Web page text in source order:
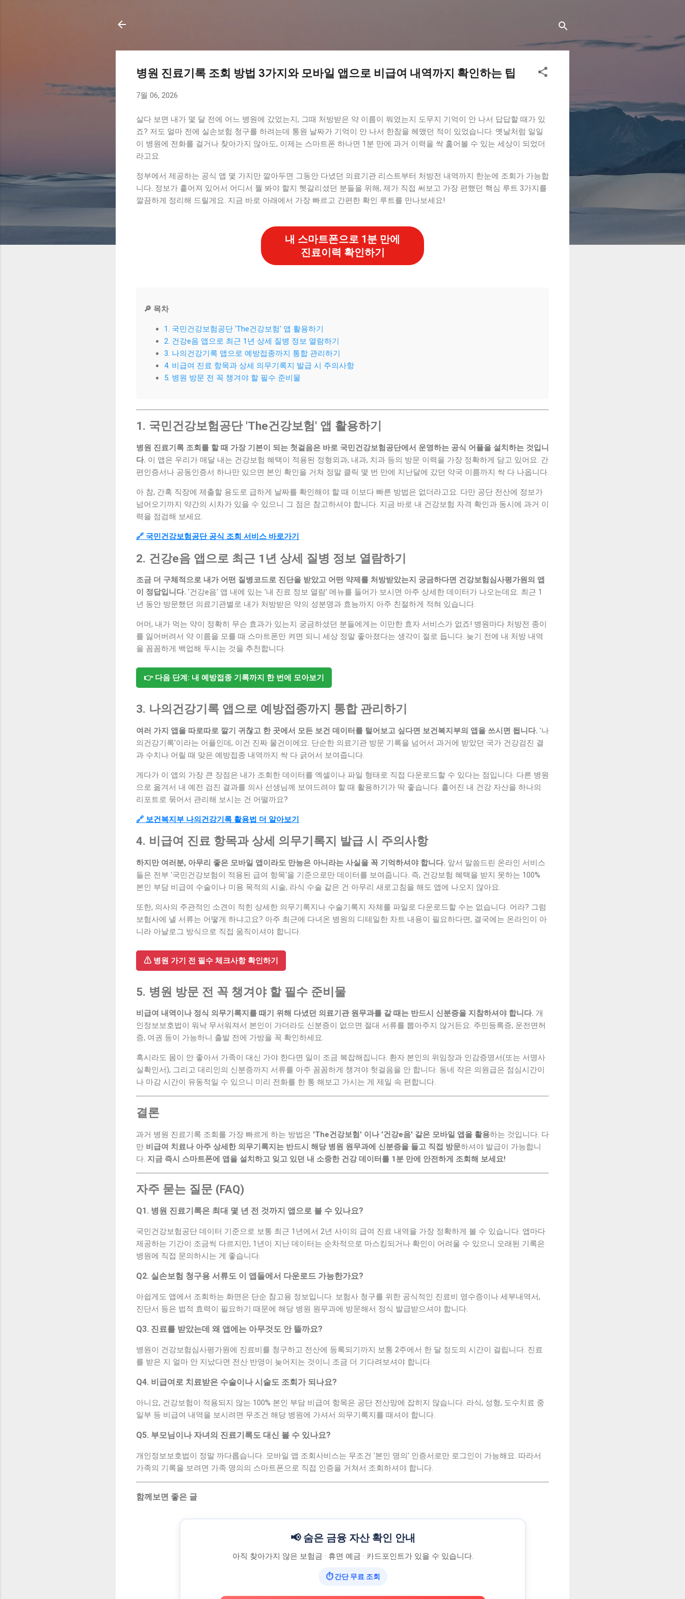
병원 진료기록 조회 방법 3가지와 모바일 앱으로 비급여 내역까지 확인하는 팁
7월 06, 2026
살다 보면 내가 몇 달 전에 어느 병원에 갔었는지, 그때 처방받은 약 이름이 뭐였는지 도무지 기억이 안 나서 답답할 때가 있
죠? 저도 얼마 전에 실손보험 청구를 하려는데 통원 날짜가 기억이 안 나서 한참을 헤맸던 적이 있었습니다. 옛날처럼 일일
이 병원에 전화를 걸거나 찾아가지 않아도, 이제는 스마트폰 하나면 1분 만에 과거 이력을 싹 훑어볼 수 있는 세상이 되었더
라고요.
정부에서 제공하는 공식 앱 몇 가지만 깔아두면 그동안 다녔던 의료기관 리스트부터 처방전 내역까지 한눈에 조회가 가능합
니다. 정보가 흩어져 있어서 어디서 뭘 봐야 할지 헷갈리셨던 분들을 위해, 제가 직접 써보고 가장 편했던 핵심 루트 3가지를
깔끔하게 정리해 드릴게요. 지금 바로 아래에서 가장 빠르고 간편한 확인 루트를 만나보세요!
내 스마트폰으로 1분 만에
진료이력 확인하기
🔎 목차
1. 국민건강보험공단 'The건강보험' 앱 활용하기
2. 건강e음 앱으로 최근 1년 상세 질병 정보 열람하기
3. 나의건강기록 앱으로 예방접종까지 통합 관리하기
4. 비급여 진료 항목과 상세 의무기록지 발급 시 주의사항
5. 병원 방문 전 꼭 챙겨야 할 필수 준비물
1. 국민건강보험공단 'The건강보험' 앱 활용하기
병원 진료기록 조회를 할 때 가장 기본이 되는 첫걸음은 바로 국민건강보험공단에서 운영하는 공식 어플을 설치하는 것입니
다. 이 앱은 우리가 매달 내는 건강보험 혜택이 적용된 정형외과, 내과, 치과 등의 방문 이력을 가장 정확하게 담고 있어요. 간
편인증서나 공동인증서 하나만 있으면 본인 확인을 거쳐 정말 클릭 몇 번 만에 지난달에 갔던 약국 이름까지 싹 다 나옵니다.
아 참, 간혹 직장에 제출할 용도로 급하게 날짜를 확인해야 할 때 이보다 빠른 방법은 없더라고요. 다만 공단 전산에 정보가
넘어오기까지 약간의 시차가 있을 수 있으니 그 점은 참고하셔야 합니다. 지금 바로 내 건강보험 자격 확인과 동시에 과거 이
력을 점검해 보세요.
🔗 국민건강보험공단 공식 조회 서비스 바로가기
2. 건강e음 앱으로 최근 1년 상세 질병 정보 열람하기
조금 더 구체적으로 내가 어떤 질병코드로 진단을 받았고 어떤 약제를 처방받았는지 궁금하다면 건강보험심사평가원의 앱
이 정답입니다. '건강e음' 앱 내에 있는 '내 진료 정보 열람' 메뉴를 들어가 보시면 아주 상세한 데이터가 나오는데요. 최근 1
년 동안 방문했던 의료기관별로 내가 처방받은 약의 성분명과 효능까지 아주 친절하게 적혀 있습니다.
어머, 내가 먹는 약이 정확히 무슨 효과가 있는지 궁금하셨던 분들에게는 이만한 효자 서비스가 없죠! 병원마다 처방전 종이
를 잃어버려서 약 이름을 모를 때 스마트폰만 켜면 되니 세상 정말 좋아졌다는 생각이 절로 듭니다. 늦기 전에 내 처방 내역
을 꼼꼼하게 백업해 두시는 것을 추천합니다.
👉 다음 단계: 내 예방접종 기록까지 한 번에 모아보기
3. 나의건강기록 앱으로 예방접종까지 통합 관리하기
여러 가지 앱을 따로따로 깔기 귀찮고 한 곳에서 모든 보건 데이터를 털어보고 싶다면 보건복지부의 앱을 쓰시면 됩니다. '나
의건강기록'이라는 어플인데, 이건 진짜 물건이에요. 단순한 의료기관 방문 기록을 넘어서 과거에 받았던 국가 건강검진 결
과 수치나 어릴 때 맞은 예방접종 내역까지 싹 다 긁어서 보여줍니다.
게다가 이 앱의 가장 큰 장점은 내가 조회한 데이터를 엑셀이나 파일 형태로 직접 다운로드할 수 있다는 점입니다. 다른 병원
으로 옮겨서 내 예전 검진 결과를 의사 선생님께 보여드려야 할 때 활용하기가 딱 좋습니다. 흩어진 내 건강 자산을 하나의
리포트로 묶어서 관리해 보시는 건 어떨까요?
🔗 보건복지부 나의건강기록 활용법 더 알아보기
4. 비급여 진료 항목과 상세 의무기록지 발급 시 주의사항
하지만 여러분, 아무리 좋은 모바일 앱이라도 만능은 아니라는 사실을 꼭 기억하셔야 합니다. 앞서 말씀드린 온라인 서비스
들은 전부 '국민건강보험이 적용된 급여 항목'을 기준으로만 데이터를 보여줍니다. 즉, 건강보험 혜택을 받지 못하는 100%
본인 부담 비급여 수술이나 미용 목적의 시술, 라식 수술 같은 건 아무리 새로고침을 해도 앱에 나오지 않아요.
또한, 의사의 주관적인 소견이 적힌 상세한 의무기록지나 수술기록지 자체를 파일로 다운로드할 수는 없습니다. 어라? 그럼
보험사에 낼 서류는 어떻게 하냐고요? 아주 최근에 다녀온 병원의 디테일한 차트 내용이 필요하다면, 결국에는 온라인이 아
니라 아날로그 방식으로 직접 움직이셔야 합니다.
⚠ 병원 가기 전 필수 체크사항 확인하기
5. 병원 방문 전 꼭 챙겨야 할 필수 준비물
비급여 내역이나 정식 의무기록지를 때기 위해 다녔던 의료기관 원무과를 갈 때는 반드시 신분증을 지참하셔야 합니다. 개
인정보보호법이 워낙 무서워져서 본인이 가더라도 신분증이 없으면 절대 서류를 뽑아주지 않거든요. 주민등록증, 운전면허
증, 여권 등이 가능하니 출발 전에 가방을 꼭 확인하세요.
혹시라도 몸이 안 좋아서 가족이 대신 가야 한다면 일이 조금 복잡해집니다. 환자 본인의 위임장과 인감증명서(또는 서명사
실확인서), 그리고 대리인의 신분증까지 서류를 아주 꼼꼼하게 챙겨야 헛걸음을 안 합니다. 동네 작은 의원급은 점심시간이
나 마감 시간이 유동적일 수 있으니 미리 전화를 한 통 해보고 가시는 게 제일 속 편합니다.
결론
과거 병원 진료기록 조회를 가장 빠르게 하는 방법은 'The건강보험' 이나 '건강e음' 같은 모바일 앱을 활용하는 것입니다. 다
만 비급여 치료나 아주 상세한 의무기록지는 반드시 해당 병원 원무과에 신분증을 들고 직접 방문하셔야 발급이 가능합니
다. 지금 즉시 스마트폰에 앱을 설치하고 잊고 있던 내 소중한 건강 데이터를 1분 만에 안전하게 조회해 보세요!
자주 묻는 질문 (FAQ)
Q1. 병원 진료기록은 최대 몇 년 전 것까지 앱으로 볼 수 있나요?
국민건강보험공단 데이터 기준으로 보통 최근 1년에서 2년 사이의 급여 진료 내역을 가장 정확하게 볼 수 있습니다. 앱마다
제공하는 기간이 조금씩 다르지만, 1년이 지난 데이터는 순차적으로 마스킹되거나 확인이 어려울 수 있으니 오래된 기록은
병원에 직접 문의하시는 게 좋습니다.
Q2. 실손보험 청구용 서류도 이 앱들에서 다운로드 가능한가요?
아쉽게도 앱에서 조회하는 화면은 단순 참고용 정보입니다. 보험사 청구를 위한 공식적인 진료비 영수증이나 세부내역서,
진단서 등은 법적 효력이 필요하기 때문에 해당 병원 원무과에 방문해서 정식 발급받으셔야 합니다.
Q3. 진료를 받았는데 왜 앱에는 아무것도 안 뜰까요?
병원이 건강보험심사평가원에 진료비를 청구하고 전산에 등록되기까지 보통 2주에서 한 달 정도의 시간이 걸립니다. 진료
를 받은 지 얼마 안 지났다면 전산 반영이 늦어지는 것이니 조금 더 기다려보셔야 합니다.
Q4. 비급여로 치료받은 수술이나 시술도 조회가 되나요?
아니요, 건강보험이 적용되지 않는 100% 본인 부담 비급여 항목은 공단 전산망에 잡히지 않습니다. 라식, 성형, 도수치료 중
일부 등 비급여 내역을 보시려면 무조건 해당 병원에 가셔서 의무기록지를 때셔야 합니다.
Q5. 부모님이나 자녀의 진료기록도 대신 볼 수 있나요?
개인정보보호법이 정말 까다롭습니다. 모바일 앱 조회사비스는 무조건 '본인 명의' 인증서로만 로그인이 가능해요. 따라서
가족의 기록을 보려면 가족 명의의 스마트폰으로 직접 인증을 거쳐서 조회하셔야 합니다.
함께보면 좋은 글
📢 숨은 금융 자산 확인 안내
아직 찾아가지 않은 보험금 · 휴면 예금 · 카드포인트가 있을 수 있습니다.
⏱ 간단 무료 조회